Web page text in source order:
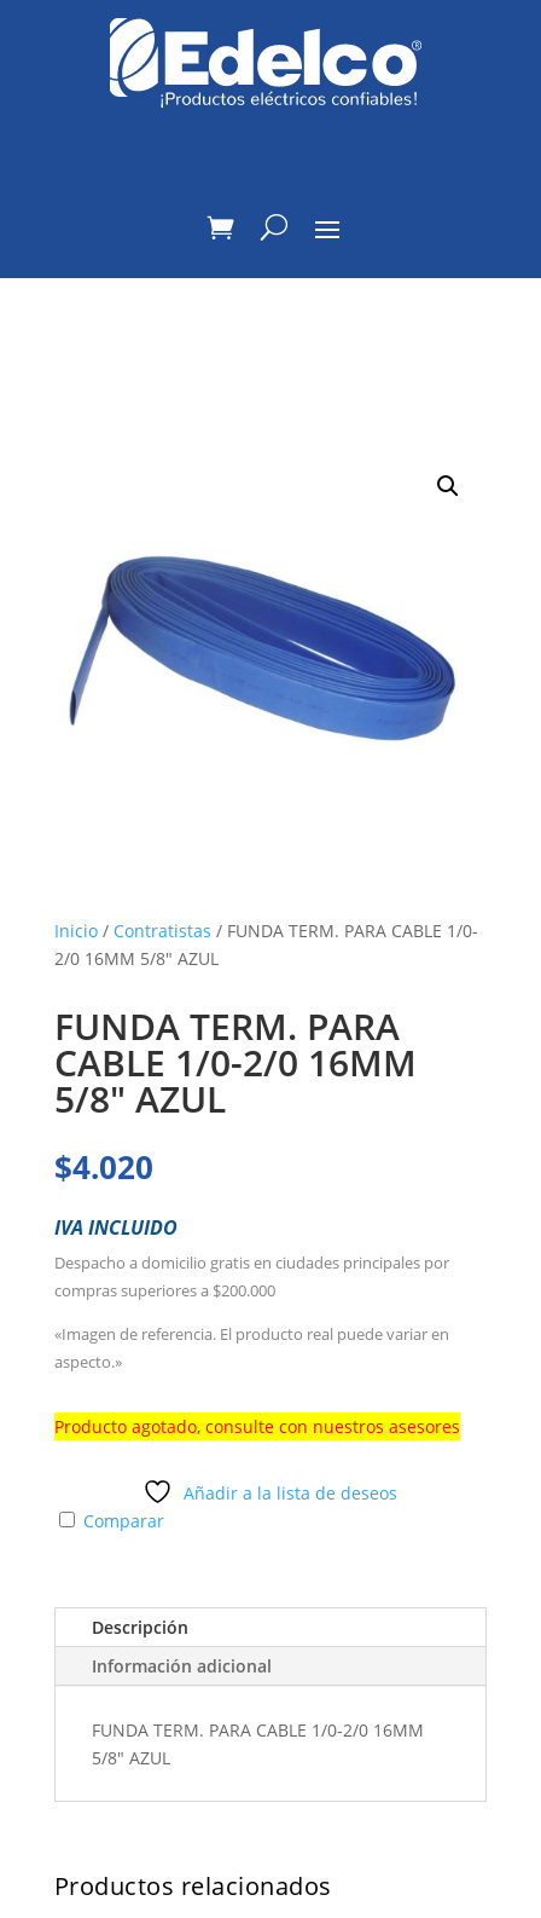
Inicio/ Contratistas / FUNDA TERM. PARA CABLE 1/0-
2/0 16MM 5/8″ AZUL
FUNDA TERM. PARA
CABLE 1/0-2/0 16MM
5/8″ AZUL
$4.020
IVA INCLUIDO
Despacho a domicilio gratis en ciudades principales por
compras superiores a $200.000
«Imagen de referencia. El producto real puede variar en
aspecto.»
Producto agotado, consulte con nuestros asesores
Añadir a la lista de deseos
Comparar
Descripción
Información adicional
FUNDA TERM. PARA CABLE 1/0-2/0 16MM
5/8" AZUL
Productos relacionados